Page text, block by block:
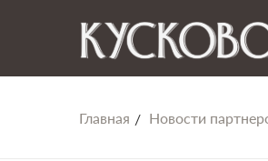
Главная Новости